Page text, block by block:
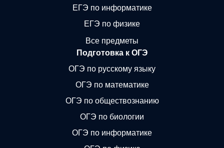
ЕГЭ по информатике
ЕГЭ по физике
Все предметы
Подготовка к ОГЭ
ОГЭ по русскому языку
ОГЭ по математике
ОГЭ по обществознанию
ОГЭ по биологии
ОГЭ по информатике